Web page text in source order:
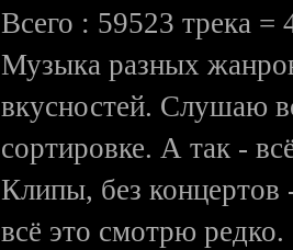
Всего : 59523 трека =
Музыка разных
вкусностей. Слушаю
сортировке. А так -
Клипы, без концертов
всё это смотрю редко.